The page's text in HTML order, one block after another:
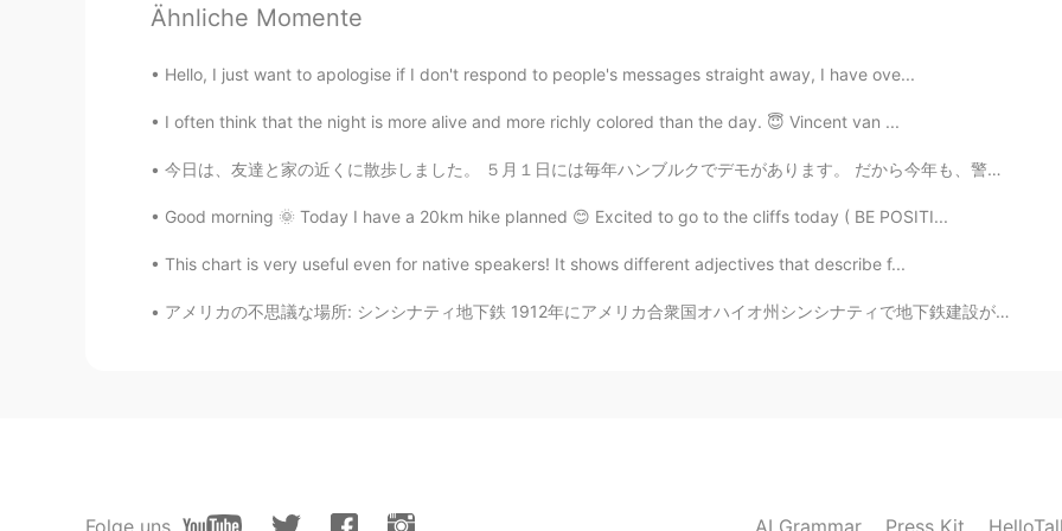
EN JP
@Maria Oh good! Lol, you scared me for a minute
Maria 2020.03.16 18:44
Maria 2020.03.16 18:42
テキサスでは卵とミルクとパン
Ähnliche Momente
Hello, I just want to apologise if I don't respond to people's messages straight away, I have ove...
I often think that the night is more alive and more richly colored than the day. 😇 Vincent van ...
今日は、友達と家の近くに散歩しました。 ５月１日には毎年ハンブルクでデモがあります。 だから今年も、警察は準備をしました。しかしコロナウイルスがあるので、デモをしたい人があまりいません。 良かっ...
Good morning 🌞 Today I have a 20km hike planned 😊 Excited to go to the cliffs today ( BE POSITI...
This chart is very useful even for native speakers! It shows different adjectives that describe f...
アメリカの不思議な場所: シンシナティ地下鉄 1912年にアメリカ合衆国オハイオ州シンシナティで地下鉄建設が行なわれていました。建設工事は1920年に始まりました。ですが、インフレや株式の下落...
Folge uns AI Grammar Press Kit